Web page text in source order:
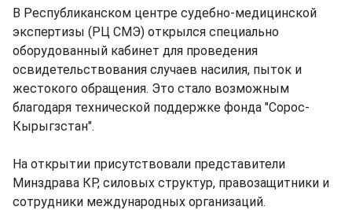
В Республиканском центре судебно-медицинской
экспертизы (РЦ СМЭ) открылся специально
оборудованный кабинет для проведения
освидетельствования случаев насилия, пыток и
жестокого обращения. Это стало возможным
благодаря технической поддержке фонда "Сорос-
Кырыгзстан".
На открытии присутствовали представители
Минздрава КР, силовых структур, правозащитники и
сотрудники международных организаций.